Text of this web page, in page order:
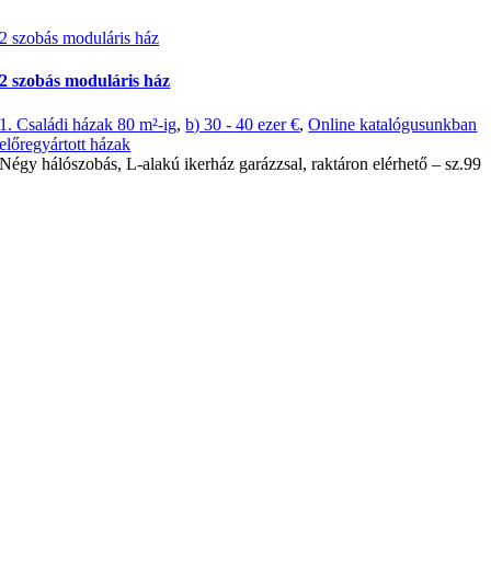
2 szobás moduláris ház
2 szobás moduláris ház
1. Családi házak 80 m²-ig,b) 30 - 40 ezer €,Online katalógusunkban
előregyártott házak
Négy hálószobás, L-alakú ikerház garázzsal, raktáron elérhető – sz.99